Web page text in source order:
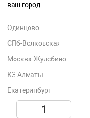
ваш город
Одинцово
СПб-Волковская
Москва-Жулебино
КЗ-Алматы
Екатеринбург